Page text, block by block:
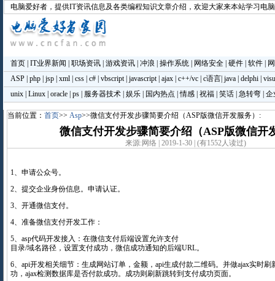
电脑爱好者 ，提供IT资讯信息及各类编程知识文章介绍，欢迎大家来本站学习电
首页| IT业界新闻 职场资讯| 游戏资讯| 冲浪 操作系统| 网络安全| 硬件| 软件|
ASP| php| jsp| xml| css| c#| vbscript| javascript| ajax| c++/vc| c语言| java| delphi|
unix| Linux| oracle| ps| 服务器技术| 娱乐| 国内热点 |情感| 祝福| 笑话| 急转弯| 企
当前位置： 首页>> Asp>>微信支付开发步骤简要介绍（ASP版微信开发服务）:
微信支付开发步骤简要介绍（ASP版微信开
来源:网络 | 2019-1-30 | (有1552人读过)
1、申请公众号。
2、提交企业身份信息。申请认证。
3、开通微信支付。
4、准备微信支付开发工作：
5、asp代码开发接入：在微信支付后端设置允许支付
目录/域名路径，设置支付成功，微信成功通知的后端URL。
6、api开发相关细节：生成网站订单，金额，api生成付款二维码。并做ajax实时
功，ajax检测数据库是否付款成功。成功则刷新跳转到支付成功页面。